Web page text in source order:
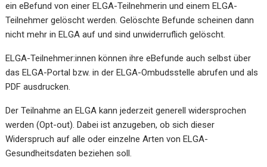
ein eBefund von einer ELGA-Teilnehmerin und einem ELGA-
Teilnehmer gelöscht werden. Gelöschte Befunde scheinen dann
nicht mehr in ELGA auf und sind unwiderruflich gelöscht.
ELGA-Teilnehmer:innen können ihre eBefunde auch selbst über
das ELGA-Portal bzw. in der ELGA-Ombudsstelle abrufen und als
PDF ausdrucken.
Der Teilnahme an ELGA kann jederzeit generell widersprochen
werden (Opt-out). Dabei ist anzugeben, ob sich dieser
Widerspruch auf alle oder einzelne Arten von ELGA-
Gesundheitsdaten beziehen soll.